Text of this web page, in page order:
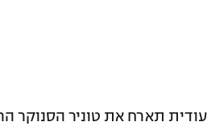
תארח את טוניר הסנוקר